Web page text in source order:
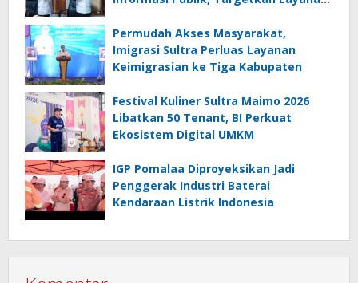
Permudah Akses Masyarakat,
Imigrasi Sultra Perluas Layanan
Keimigrasian ke Tiga Kabupaten
Festival Kuliner Sultra Maimo 2026
Libatkan 50 Tenant, BI Perkuat
Ekosistem Digital UMKM
IGP Pomalaa Diproyeksikan Jadi
Penggerak Industri Baterai
Kendaraan Listrik Indonesia